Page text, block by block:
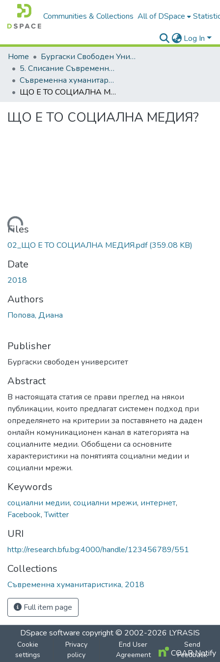
Communities & Collections All of DSpace
Log In
Home
Бургаски Свободен Университет | Burgas Free University
5. Списание Съвременна хуманитаристика | Journal of Contemporary Humanitaristics
Съвременна хуманитаристика, 2018
ЩО Е ТО СОЦИАЛНА МЕДИЯ?
ЩО Е ТО СОЦИАЛНА МЕДИЯ?
Loading...
Files
02_ЩО Е ТО СОЦИАЛНА МЕДИЯ.pdf(359.08 KB)
Date
2018
Authors
Попова, Диана
Publisher
Бургаски свободен университет
Abstract
В настоящата статия се прави преглед на някои
публикации, които предлагат системен подход при
определянето на критерии за поставянето на даден
онлайн комуникационен канал в категорията на
социалните медии. Обобщени са основните
характеристики на понятията социални медии и
социални мрежи.
Keywords
социални медии, социални мрежи, интернет,
Facebook,Twitter
URI
http://research.bfu.bg:4000/handle/123456789/551
Collections
Съвременна хуманитаристика, 2018
Full item page
DSpace software copyright © 2002-2026 LYRASIS
Cookie
settings
Privacy
policy
End User
Agreement
Send
Feedback
COAR Notify